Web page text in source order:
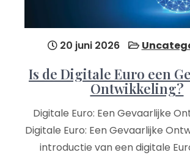
20 juni 2026
Is de Digitale Euro een
Ontwikkeling?
Digitale Euro: Een Gevaarlijke
Digitale Euro: Een Gevaarlijke
introductie van een digitale